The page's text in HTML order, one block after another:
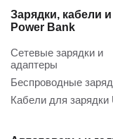
Зарядки, кабели и
Power Bank
Сетевые зарядки и
адаптеры
Беспроводные
Кабели для зарядки